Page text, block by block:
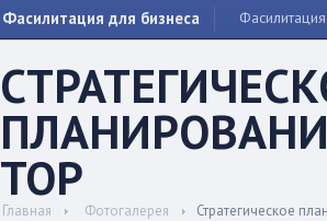
Фасилитация для бизнеса Фасилитация
TOP
Главная Фотогалерея Стратегическое